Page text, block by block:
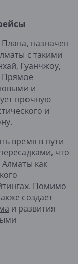
назначен
с такими
Гуанчжоу,
Прямое
и
прочную
и
время в пути
что
как
Помимо
создает
и развития